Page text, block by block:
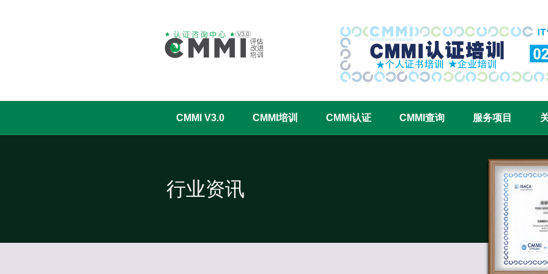
CMMI认证咨询中心官网
CMMI V3.0 CMMI培训 CMMI认证 CMMI查询 服务项目
行业资讯